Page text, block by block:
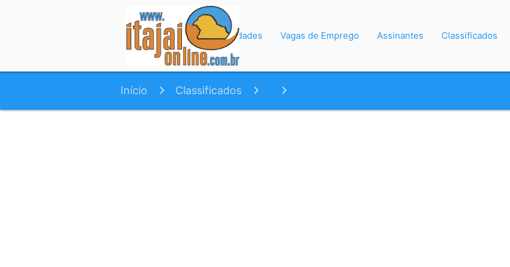
Início Variedades Vagas de Emprego Assinantes Classificados
Início Classificados